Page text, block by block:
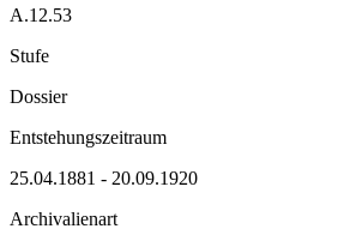
A.12.53
Stufe
Dossier
Entstehungszeitraum
25.04.1881 - 20.09.1920
Archivalienart